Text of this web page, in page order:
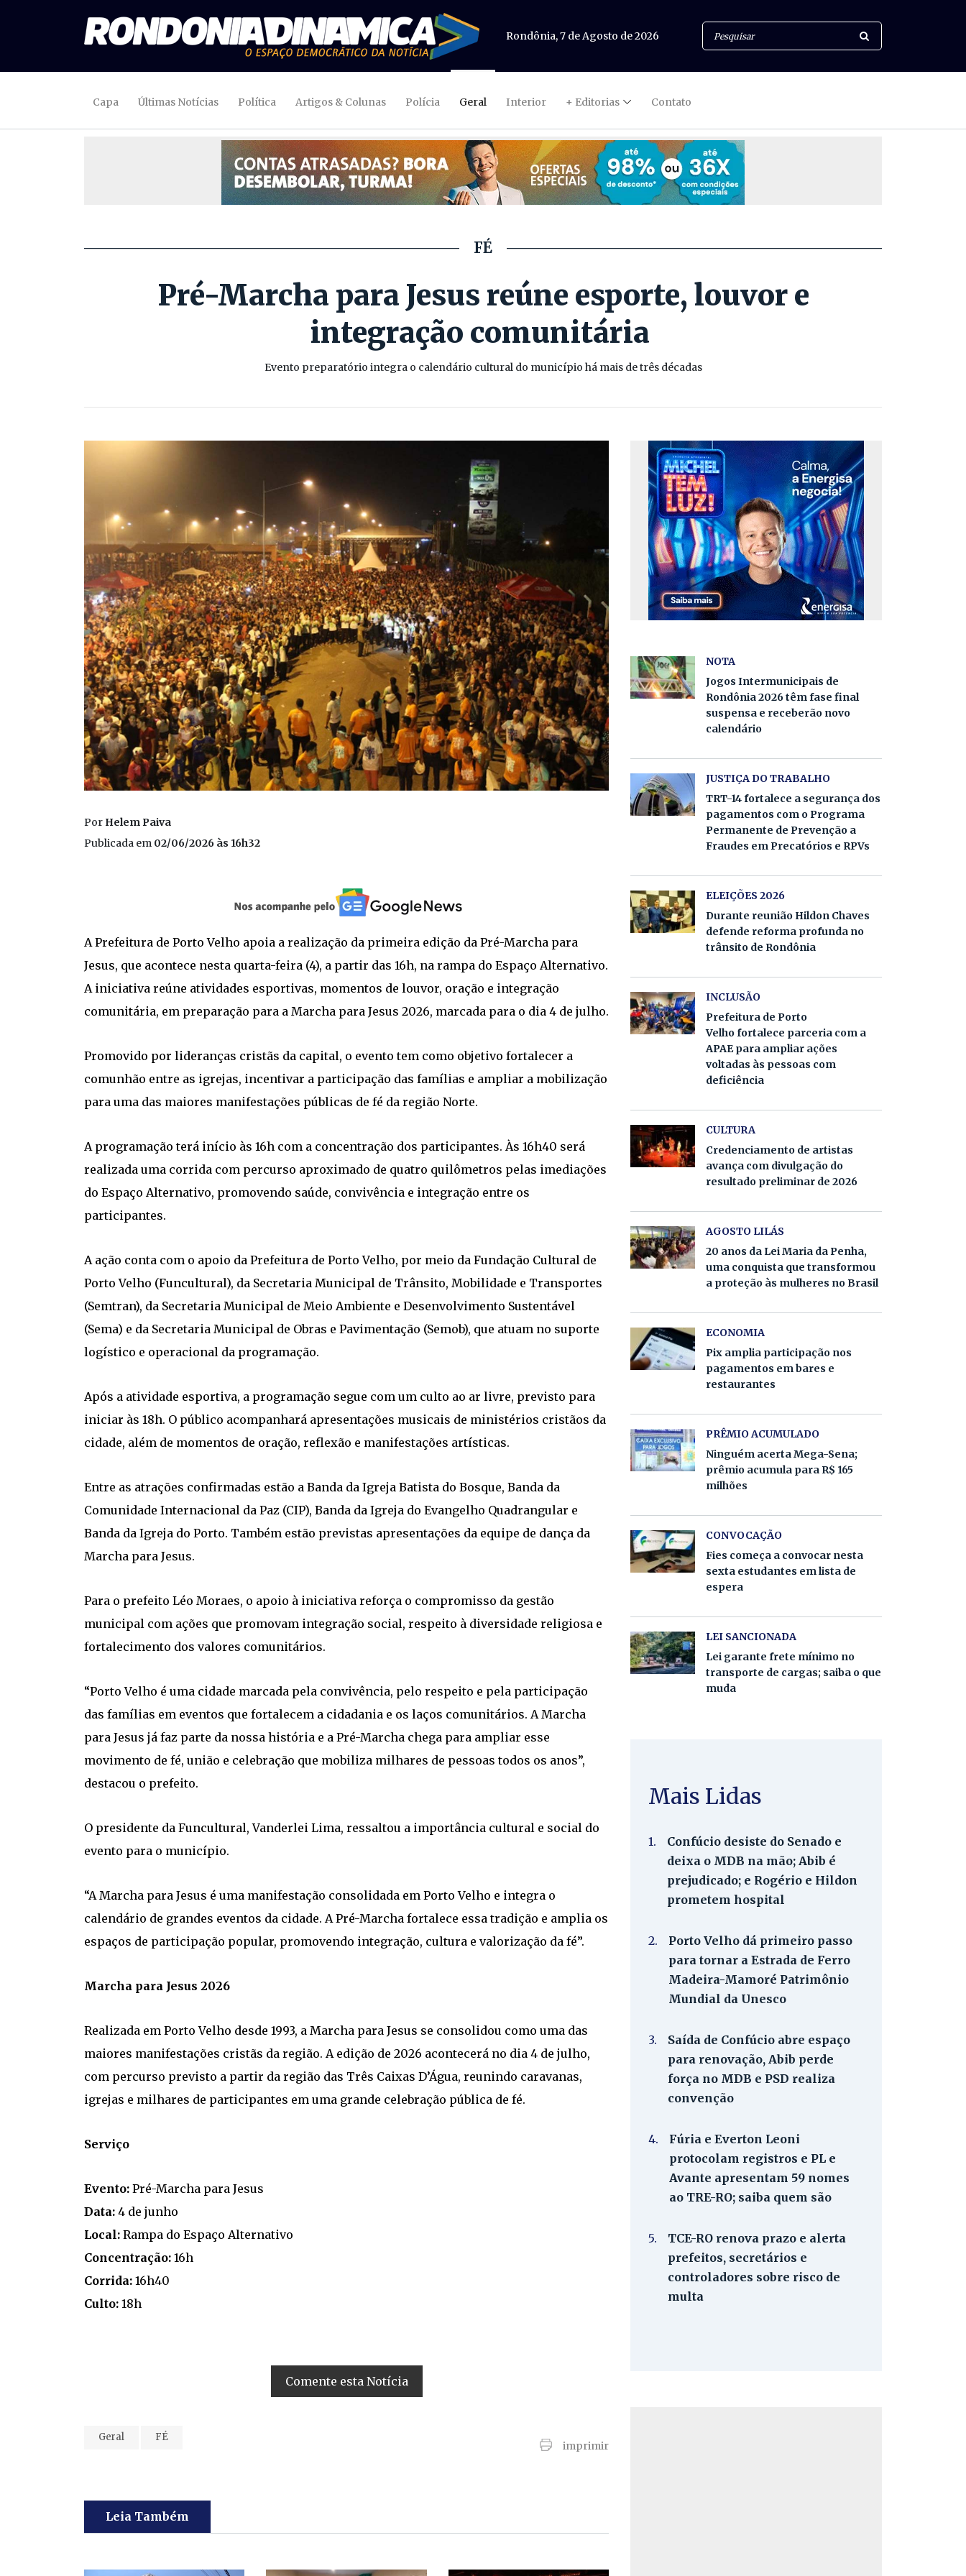
Rondônia, 7 de Agosto de 2026
Capa Últimas Notícias Política Artigos & Colunas Polícia Geral Interior + Editorias Contato
FÉ
Pré-Marcha para Jesus reúne esporte, louvor e
integração comunitária
Evento preparatório integra o calendário cultural do município há mais de três décadas
Por Helem Paiva
Publicada em 02/06/2026 às 16h32
A Prefeitura de Porto Velho apoia a realização da primeira edição da Pré-Marcha para
Jesus, que acontece nesta quarta-feira (4), a partir das 16h, na rampa do Espaço Alternativo.
A iniciativa reúne atividades esportivas, momentos de louvor, oração e integração
comunitária, em preparação para a Marcha para Jesus 2026, marcada para o dia 4 de julho.
Promovido por lideranças cristãs da capital, o evento tem como objetivo fortalecer a
comunhão entre as igrejas, incentivar a participação das famílias e ampliar a mobilização
para uma das maiores manifestações públicas de fé da região Norte.
A programação terá início às 16h com a concentração dos participantes. Às 16h40 será
realizada uma corrida com percurso aproximado de quatro quilômetros pelas imediações
do Espaço Alternativo, promovendo saúde, convivência e integração entre os
participantes.
A ação conta com o apoio da Prefeitura de Porto Velho, por meio da Fundação Cultural de
Porto Velho (Funcultural), da Secretaria Municipal de Trânsito, Mobilidade e Transportes
(Semtran), da Secretaria Municipal de Meio Ambiente e Desenvolvimento Sustentável
(Sema) e da Secretaria Municipal de Obras e Pavimentação (Semob), que atuam no suporte
logístico e operacional da programação.
Após a atividade esportiva, a programação segue com um culto ao ar livre, previsto para
iniciar às 18h. O público acompanhará apresentações musicais de ministérios cristãos da
cidade, além de momentos de oração, reflexão e manifestações artísticas.
Entre as atrações confirmadas estão a Banda da Igreja Batista do Bosque, Banda da
Comunidade Internacional da Paz (CIP), Banda da Igreja do Evangelho Quadrangular e
Banda da Igreja do Porto. Também estão previstas apresentações da equipe de dança da
Marcha para Jesus.
Para o prefeito Léo Moraes, o apoio à iniciativa reforça o compromisso da gestão
municipal com ações que promovam integração social, respeito à diversidade religiosa e
fortalecimento dos valores comunitários.
“Porto Velho é uma cidade marcada pela convivência, pelo respeito e pela participação
das famílias em eventos que fortalecem a cidadania e os laços comunitários. A Marcha
para Jesus já faz parte da nossa história e a Pré-Marcha chega para ampliar esse
movimento de fé, união e celebração que mobiliza milhares de pessoas todos os anos”,
destacou o prefeito.
O presidente da Funcultural, Vanderlei Lima, ressaltou a importância cultural e social do
evento para o município.
“A Marcha para Jesus é uma manifestação consolidada em Porto Velho e integra o
calendário de grandes eventos da cidade. A Pré-Marcha fortalece essa tradição e amplia os
espaços de participação popular, promovendo integração, cultura e valorização da fé”.
Marcha para Jesus 2026
Realizada em Porto Velho desde 1993, a Marcha para Jesus se consolidou como uma das
maiores manifestações cristãs da região. A edição de 2026 acontecerá no dia 4 de julho,
com percurso previsto a partir da região das Três Caixas D’Água, reunindo caravanas,
igrejas e milhares de participantes em uma grande celebração pública de fé.
Serviço
Evento: Pré-Marcha para Jesus
Data: 4 de junho
Local: Rampa do Espaço Alternativo
Concentração: 16h
Corrida: 16h40
Culto: 18h
Comente esta Notícia
Geral FÉ
imprimir
Leia Também
NOTA
Jogos Intermunicipais de
Rondônia 2026 têm fase final
suspensa e receberão novo
calendário
JUSTIÇA DO TRABALHO
TRT-14 fortalece a segurança dos
pagamentos com o Programa
Permanente de Prevenção a
Fraudes em Precatórios e RPVs
ELEIÇÕES 2026
Durante reunião Hildon Chaves
defende reforma profunda no
trânsito de Rondônia
INCLUSÃO
Prefeitura de Porto
Velho fortalece parceria com a
APAE para ampliar ações
voltadas às pessoas com
deficiência
CULTURA
Credenciamento de artistas
avança com divulgação do
resultado preliminar de 2026
AGOSTO LILÁS
20 anos da Lei Maria da Penha,
uma conquista que transformou
a proteção às mulheres no Brasil
ECONOMIA
Pix amplia participação nos
pagamentos em bares e
restaurantes
PRÊMIO ACUMULADO
Ninguém acerta Mega-Sena;
prêmio acumula para R$ 165
milhões
CONVOCAÇÃO
Fies começa a convocar nesta
sexta estudantes em lista de
espera
LEI SANCIONADA
Lei garante frete mínimo no
transporte de cargas; saiba o que
muda
Mais Lidas
1.
Confúcio desiste do Senado e
deixa o MDB na mão; Abib é
prejudicado; e Rogério e Hildon
prometem hospital
2.
Porto Velho dá primeiro passo
para tornar a Estrada de Ferro
Madeira-Mamoré Patrimônio
Mundial da Unesco
3.
Saída de Confúcio abre espaço
para renovação, Abib perde
força no MDB e PSD realiza
convenção
4.
Fúria e Everton Leoni
protocolam registros e PL e
Avante apresentam 59 nomes
ao TRE-RO; saiba quem são
5.
TCE-RO renova prazo e alerta
prefeitos, secretários e
controladores sobre risco de
multa